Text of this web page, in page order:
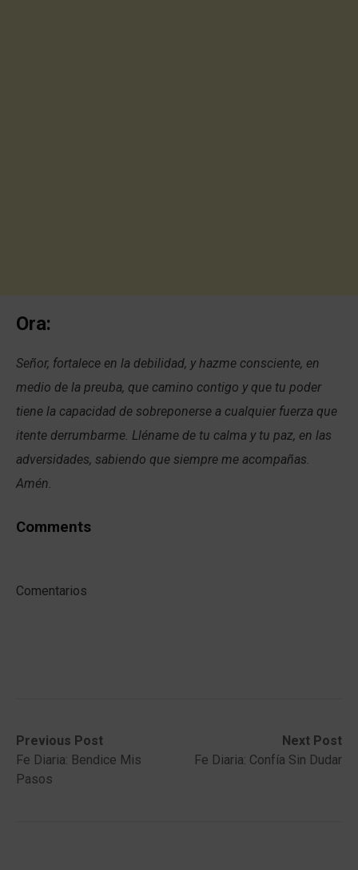
Ora:
Señor, fortalece en la debilidad, y hazme consciente, en
medio de la preuba, que camino contigo y que tu poder
tiene la capacidad de sobreponerse a cualquier fuerza que
itente derrumbarme. Lléname de tu calma y tu paz, en las
adversidades, sabiendo que siempre me acompañas.
Amén.
Comments
Comentarios
Post
navigation
Previous Post
Previous
post:Fe Diaria: Bendice Mis
Pasos
Next Post
Next
post:
Fe Diaria: Confía Sin Dudar